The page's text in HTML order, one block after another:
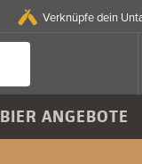
Verknüpfe dein
BIER ANGEBOTE